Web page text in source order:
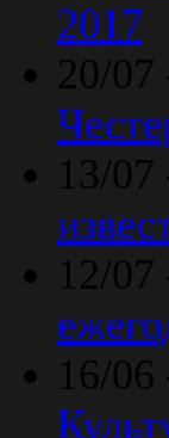
2017
20/07
13/07
12/07
16/06